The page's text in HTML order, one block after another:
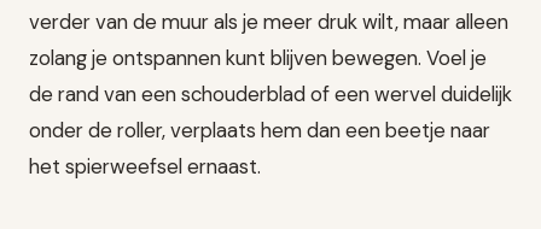
verder van de muur als je meer druk wilt, maar alleen
zolang je ontspannen kunt blijven bewegen. Voel je
de rand van een schouderblad of een wervel duidelijk
onder de roller, verplaats hem dan een beetje naar
het spierweefsel ernaast.